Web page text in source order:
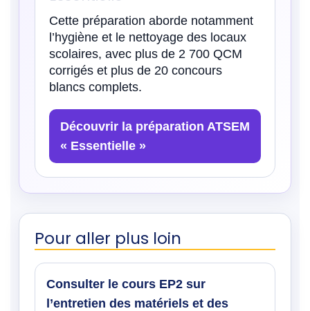
Cette préparation aborde notamment
l’hygiène et le nettoyage des locaux
scolaires, avec plus de 2 700 QCM
corrigés et plus de 20 concours
blancs complets.
Découvrir la préparation ATSEM
« Essentielle »
Pour aller plus loin
Consulter le cours EP2 sur
l’entretien des matériels et des